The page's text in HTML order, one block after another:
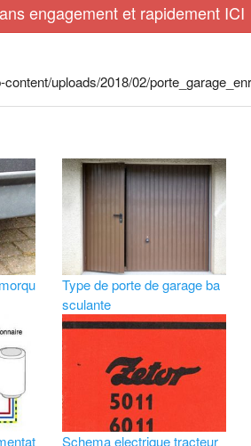
engagement et rapidement ICI
uploads/2018/02/
Type de porte de garage ba
sculante
Schema electrique tracteur